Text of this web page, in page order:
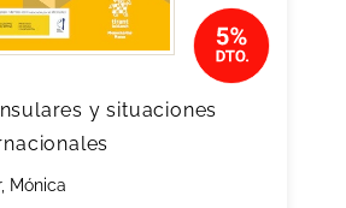
y situaciones
Mónica